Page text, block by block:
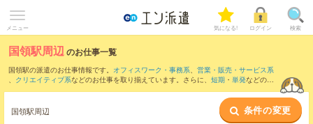
メニュー 気になる! ログイン 検索
国領駅周辺のお仕事一覧
国領駅の派遣のお仕事情報です。 オフィスワーク・事務系、 営業・販売・サービス系
、 クリエイティブ系などのお仕事を取り揃えています。さらに、 短期 ・ 単発などの期
また、二子玉川駅
など近隣駅のお仕
事もご確認いただけます。
国領駅周辺 条件の変更